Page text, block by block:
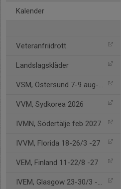
Kalender
Veteranfriidrott
Landslagskläder
VSM, Östersund 7-9 aug-26
VVM, Sydkorea 2026
IVMN, Södertälje feb 2027
IVVM, Florida 18-26/3 -27
VEM, Finland 11-22/8 -27
IVEM, Glasgow 23-30/3 -28